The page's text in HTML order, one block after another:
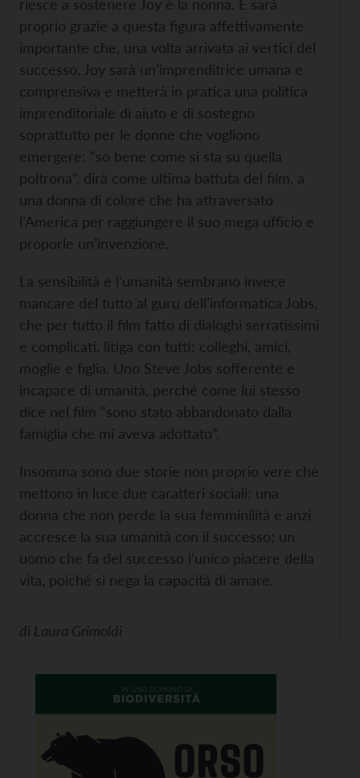
riesce a sostenere Joy è la nonna. E sarà
proprio grazie a questa figura affettivamente
importante che, una volta arrivata ai vertici del
successo, Joy sarà un’imprenditrice umana e
comprensiva e metterà in pratica una politica
imprenditoriale di aiuto e di sostegno
soprattutto per le donne che vogliono
emergere: “so bene come si sta su quella
poltrona”, dirà come ultima battuta del film, a
una donna di colore che ha attraversato
l’America per raggiungere il suo mega ufficio e
proporle un’invenzione.
La sensibilità e l’umanità sembrano invece
mancare del tutto al guru dell’informatica Jobs,
che per tutto il film fatto di dialoghi serratissimi
e complicati, litiga con tutti: colleghi, amici,
moglie e figlia. Uno Steve Jobs sofferente e
incapace di umanità, perché come lui stesso
dice nel film “sono stato abbandonato dalla
famiglia che mi aveva adottato”.
Insomma sono due storie non proprio vere che
mettono in luce due caratteri sociali: una
donna che non perde la sua femminilità e anzi
accresce la sua umanità con il successo; un
uomo che fa del successo l’unico piacere della
vita, poiché si nega la capacità di amare.
di Laura Grimoldi